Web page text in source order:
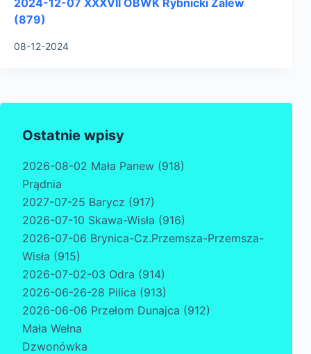
2024-12-07 XXXVII OBWK Rybnicki Zalew
(879)
08-12-2024
Ostatnie wpisy
2026-08-02 Mała Panew (918)
Prądnia
2027-07-25 Barycz (917)
2026-07-10 Skawa-Wisła (916)
2026-07-06 Brynica-Cz.Przemsza-Przemsza-
Wisła (915)
2026-07-02-03 Odra (914)
2026-06-26-28 Pilica (913)
2026-06-06 Przełom Dunajca (912)
Mała Wełna
Dzwonówka